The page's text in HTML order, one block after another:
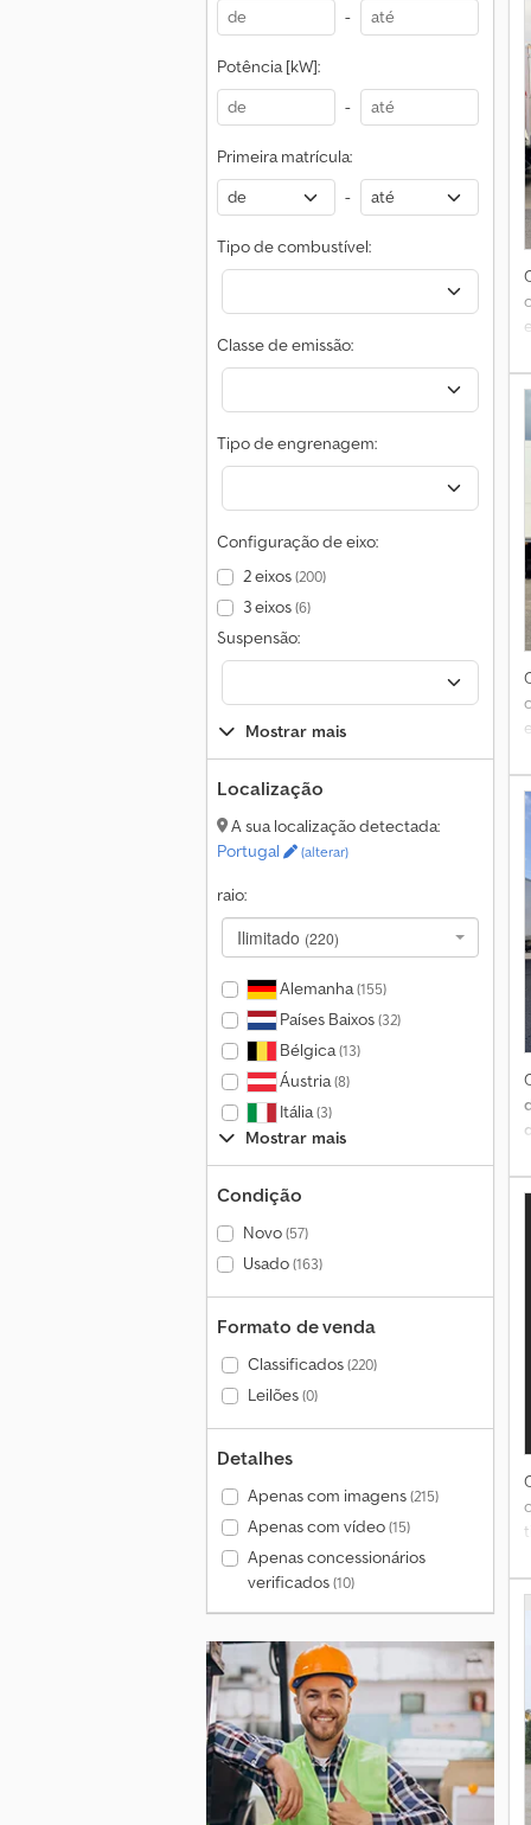
-
Potência [kW]:
-
Primeira matrícula:
-
Tipo de combustível:
Classe de emissão:
Tipo de engrenagem:
Configuração de eixo:
2 eixos(200)
3 eixos(6)
Suspensão:
Mostrar mais
Localização
A sua localização detectada:
Portugal
(alterar)
raio:
Ilimitado (220)
Alemanha(155)
Países Baixos(32)
Bélgica(13)
Áustria(8)
Itália(3)
Mostrar mais
Condição
Novo(57)
Usado(163)
Formato de venda
Classificados(220)
Leilões(0)
Detalhes
Apenas com imagens(215)
Apenas com vídeo(15)
Apenas concessionários
verificados(10)